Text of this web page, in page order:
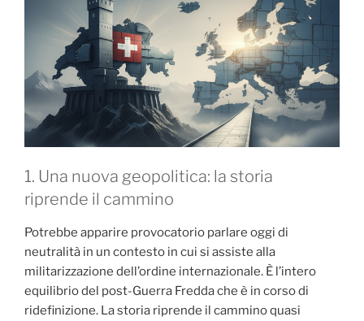
1. Una nuova geopolitica: la storia
riprende il cammino
Potrebbe apparire provocatorio parlare oggi di
neutralità in un contesto in cui si assiste alla
militarizzazione dell’ordine internazionale. È l’intero
equilibrio del post-Guerra Fredda che è in corso di
ridefinizione. La storia riprende il cammino quasi